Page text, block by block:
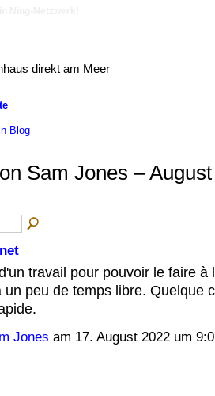
direkt am Meer
Blog
Sam Jones –
travail pour pouvoir le faire à
peu de temps libre. Quelque
Jones am 17. August 2022 um